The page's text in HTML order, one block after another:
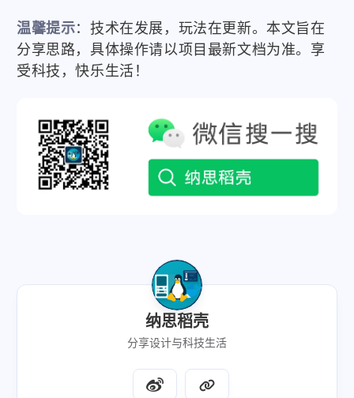
温馨提示：技术在发展，玩法在更新。本文旨在
分享思路，具体操作请以项目最新文档为准。享
受科技，快乐生活！
纳思稻壳
分享设计与科技生活